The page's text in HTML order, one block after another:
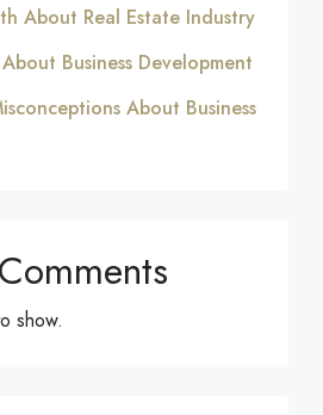
About Real Estate Industry
Business Development
About Business
show.